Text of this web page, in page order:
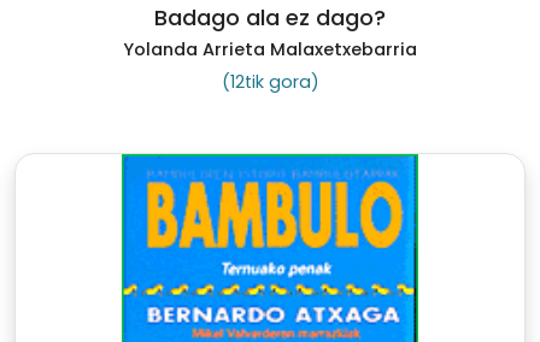
Badago ala ez dago?
Yolanda Arrieta Malaxetxebarria
(12tik gora)